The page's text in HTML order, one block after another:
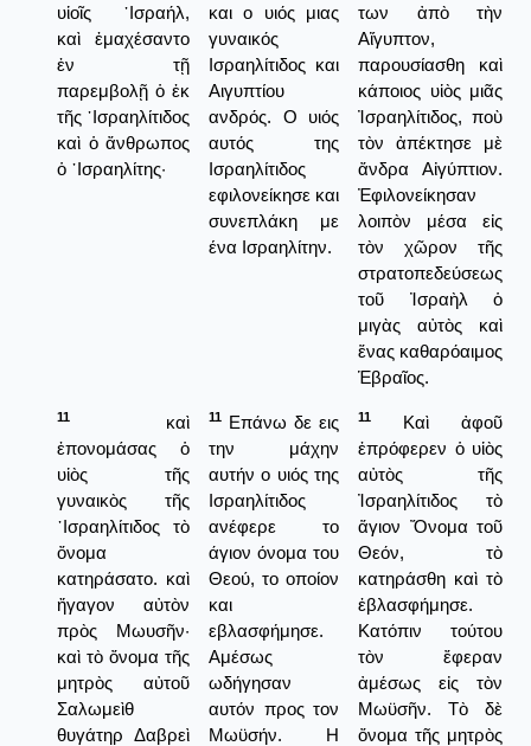
υἱοῖς ᾿Ισραήλ,
καὶ ἐμαχέσαντο
ἐν τῇ
παρεμβολῇ ὁ ἐκ
τῆς ᾿Ισραηλίτιδος
καὶ ὁ ἄνθρωπος
ὁ ᾿Ισραηλίτης·
και ο υιός μιας
γυναικός
Ισραηλίτιδος και
Αιγυπτίου
ανδρός. Ο υιός
αυτός της
Ισραηλίτιδος
εφιλονείκησε και
συνεπλάκη με
ένα Ισραηλίτην.
των ἀπὸ τὴν
Αἴγυπτον,
παρουσίασθη καὶ
κάποιος υἱὸς μιᾶς
Ἰσραηλίτιδος, ποὺ
τὸν ἀπέκτησε μὲ
ἄνδρα Αἰγύπτιον.
Ἐφιλονείκησαν
λοιπὸν μέσα εἰς
τὸν χῶρον τῆς
στρατοπεδεύσεως
τοῦ Ἰσραὴλ ὁ
μιγὰς αὐτὸς καὶ
ἕνας καθαρόαιμος
Ἑβραῖος.
11
καὶ
ἐπονομάσας ὁ
υἱὸς τῆς
γυναικὸς τῆς
᾿Ισραηλίτιδος τὸ
ὄνομα
κατηράσατο. καὶ
ἤγαγον αὐτὸν
πρὸς Μωυσῆν·
καὶ τὸ ὄνομα τῆς
μητρὸς αὐτοῦ
Σαλωμεὶθ
θυγάτηρ Δαβρεὶ
11 Επάνω δε εις
την μάχην
αυτήν ο υιός της
Ισραηλίτιδος
ανέφερε το
άγιον όνομα του
Θεού, το οποίον
και
εβλασφήμησε.
Αμέσως
ωδήγησαν
αυτόν προς τον
Μωϋσήν. Η
11
Καὶ ἀφοῦ
ἐπρόφερεν ὁ υἱὸς
αὐτὸς τῆς
Ἰσραηλίτιδος τὸ
ἅγιον Ὄνομα τοῦ
Θεόν, τὸ
κατηράσθη καὶ τὸ
ἐβλασφήμησε.
Κατόπιν τούτου
τὸν ἔφεραν
ἀμέσως εἰς τὸν
Μωϋσῆν. Τὸ δὲ
ὄνομα τῆς μητρὸς